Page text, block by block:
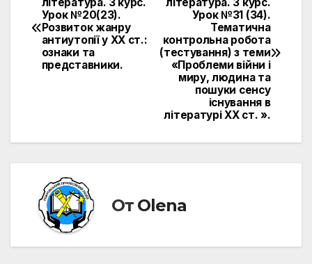
по
записям
Урок №31 (34).
Тематична
контрольна робота
(тестування) з теми
«Проблеми війни і
миру, людина та
пошуки сенсу
існування в
літературі ХХ ст. ».
Урок №20(23).
Розвиток жанру
антиутопії у XX ст.:
ознаки та
представники.
От Olena